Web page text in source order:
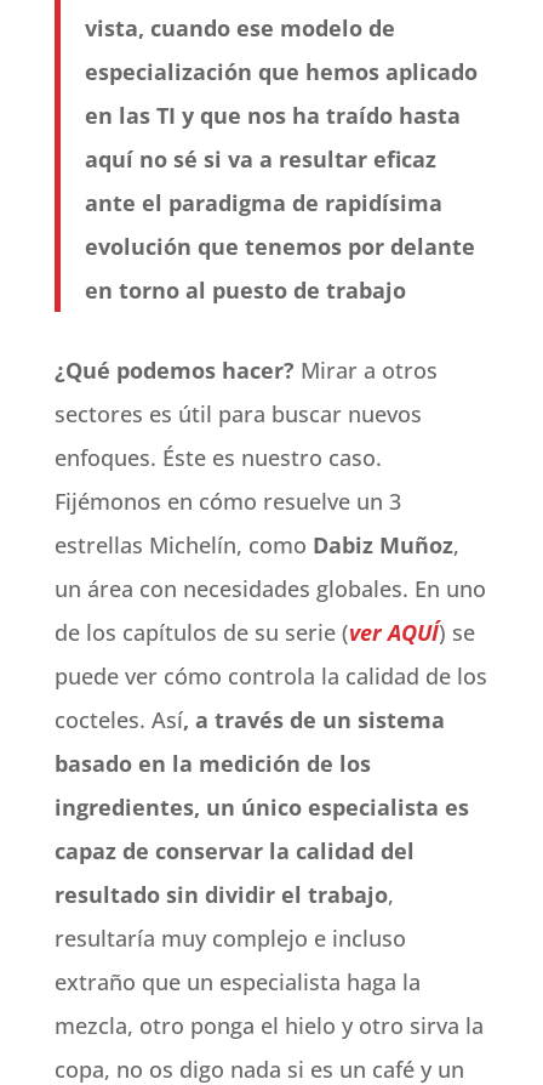
vista, cuando ese modelo de
especialización que hemos aplicado
en las TI y que nos ha traído hasta
aquí no sé si va a resultar eficaz
ante el paradigma de rapidísima
evolución que tenemos por delante
en torno al puesto de trabajo
¿Qué podemos hacer? Mirar a otros
sectores es útil para buscar nuevos
enfoques. Éste es nuestro caso.
Fijémonos en cómo resuelve un 3
estrellas Michelín, como Dabiz Muñoz,
un área con necesidades globales. En uno
de los capítulos de su serie (ver AQUÍ) se
puede ver cómo controla la calidad de los
cocteles. Así, a través de un sistema
basado en la medición de los
ingredientes, un único especialista es
capaz de conservar la calidad del
resultado sin dividir el trabajo,
resultaría muy complejo e incluso
extraño que un especialista haga la
mezcla, otro ponga el hielo y otro sirva la
copa, no os digo nada si es un café y un